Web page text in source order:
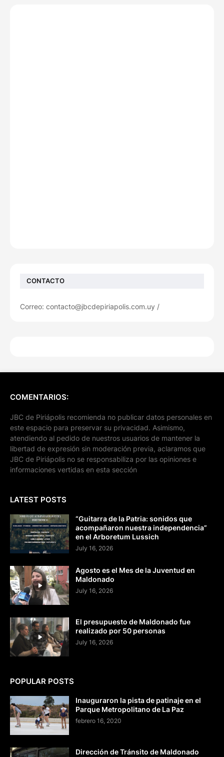
CONTACTO
Correo: contacto@jbcdepiriapolis.com.uy /
COMENTARIOS:
JBC de Piriápolis recomienda no publicar datos personales en
este espacio para preservar su privacidad. Asimismo,
atendiendo al pedido de nuestros usuarios de mantener la
libertad de expresión sin moderación previa, aclaramos que
JBC de Piriápolis no se responsabiliza por las opiniones e
informaciones vertidas en esta sección
LATEST POSTS
“Guitarra de la Patria: sonidos que
acompañaron nuestra independencia”
en el Arboretum Lussich
July 16, 2026
Agosto es el Mes de la Juventud en
Maldonado
July 16, 2026
El presupuesto de Maldonado fue
realizado por 50 personas
July 16, 2026
POPULAR POSTS
Inauguraron la pista de patinaje en el
Parque Metropolitano de La Paz
febrero 16, 2020
Dirección de Tránsito de Maldonado